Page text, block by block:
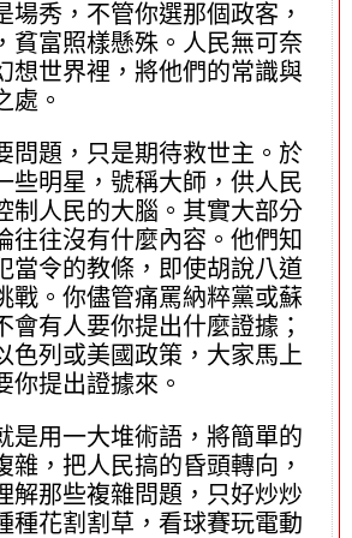
場秀，不管你選那個政客，
貧富照樣懸殊。人民無可奈
想世界裡，將他們的常識與
處。
問題，只是期待救世主。於
些明星，號稱大師，供人民
制人民的大腦。其實大部分
往往沒有什麼內容。他們知
當令的教條，即使胡說八道
戰。你儘管痛罵納粹黨或蘇
會有人要你提出什麼證據；
色列或美國政策，大家馬上
你提出證據來。
是用一大堆術語，將簡單的
雜，把人民搞的昏頭轉向，
解那些複雜問題，只好炒炒
種花割割草，看球賽玩電動